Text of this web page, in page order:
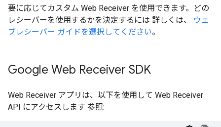
要に応じてカスタム Web Receiver を使用できます。どの
レシーバーを使用するかを決定するには 詳しくは、
ウェ
ブレシーバー ガイドを選択してください。
Google Web Receiver SDK
Web Receiver アプリは、以下を使用して Web Receiver
API にアクセスします 参照: